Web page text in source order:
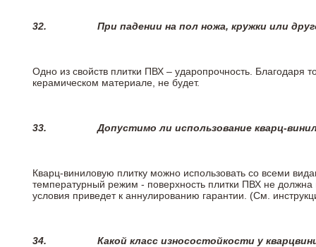
32. При падении на пол ножа, кружки или
Одно из свойств плитки ПВХ – ударопрочность. Благодаря
керамическом материале, не будет.
33.Допустимо ли использование кварц-
Кварц-виниловую плитку можно использовать со всеми
температурный режим - поверхность плитки ПВХ не
условия приведет к аннулированию гарантии. (См.
34. Какой класс износостойкости у